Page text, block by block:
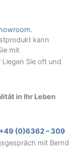
kann
mit
Sie oft und
in Ihr Leben
+49 (0)6362 – 309
mit Bernd